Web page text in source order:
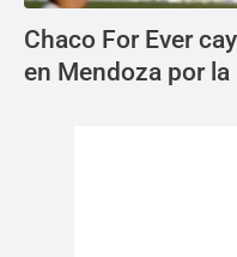
Chaco For Ever
en Mendoza por la